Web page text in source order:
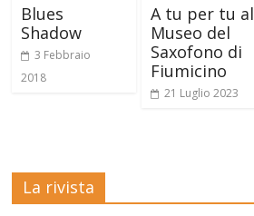
Blues
Shadow
3 Febbraio
2018
A tu per tu al
Museo del
Saxofono di
Fiumicino
21 Luglio 2023
La rivista